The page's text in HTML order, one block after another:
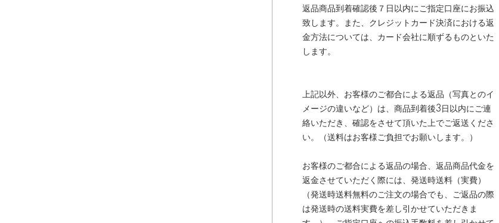
返品商品到着確認後７日以内にご指定口座にお振込
致します。また、クレジットカード決済における返
金方法については、カード会社に順ずるものといた
します。
上記以外、お客様のご都合による返品（写真とのイ
メージの違いなど）は、商品到着後3日以内にご連
絡いただき、確認をさせて頂いた上でご返送くださ
い。（送料はお客様ご負担でお願いします。）
お客様のご都合による返品の場合、返品商品代金を
返金させていただく際には、発送時送料（実費）
（発送時送料無料のご注文の場合でも、ご返品の際
は発送時の送料実費を差し引かせていただきま